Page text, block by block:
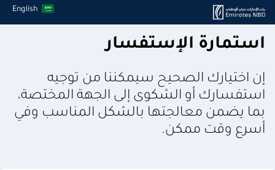
English
استمارة الإستفسار
إن اختيارك الصحيح سيمكننا من توجيه
استفسارك أو الشكوى إلى الجهة المختصة،
بما يضمن معالجتها بالشكل المناسب وفي
أسرع وقت ممكن.